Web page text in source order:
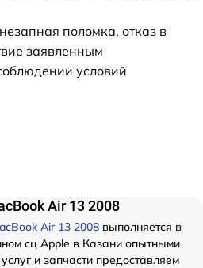
поломка, отказ в
заявленным
условий
Air 13 2008
Air 13 2008 выполняется в
сц Apple в Казани опытными
и запчасти предоставляем